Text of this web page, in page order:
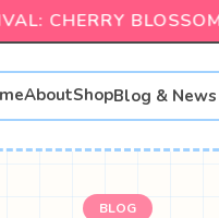
CHERRY BLOSSOM
AboutShopBlog & News
BLOG